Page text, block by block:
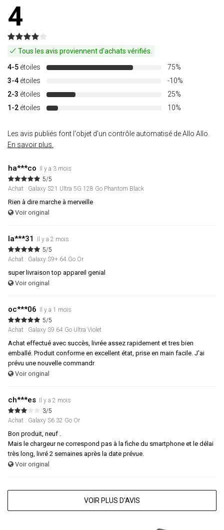
4
Tous les avis proviennent d'achats vérifiés.
4-5 étoiles
75%
3-4 étoiles
-10%
2-3 étoiles
25%
1-2 étoiles 10%
Les avis publiés font l'objet d'un contrôle automatisé de Allo Allo.
En savoir plus.
ha***co
Il y a 3 mois
5/5
Achat : Galaxy S21 Ultra 5G 128 Go Phantom Black
Rien à dire marche à merveille
Voir original
la***31
Il y a 2 mois
5/5
Achat : Galaxy S9+ 64 Go Or
super livraison top appareil genial
Voir original
oc***06
Il y a 1 mois
5/5
Achat : Galaxy S9 64 Go Ultra Violet
Achat effectué avec succès, livrée assez rapidement et tres bien
emballé. Produit conforme en excellent état, prise en main facile. J'ai
prévu une nouvelle commandr
Voir original
ch***es
Il y a 2 mois
3/5
Achat : Galaxy S6 32 Go Or
Bon produit, neuf .
Mais le chargeur ne correspond pas à la fiche du smartphone et le délai
très long, livré 2 semaines après la date prévue.
Voir original
VOIR PLUS D'AVIS